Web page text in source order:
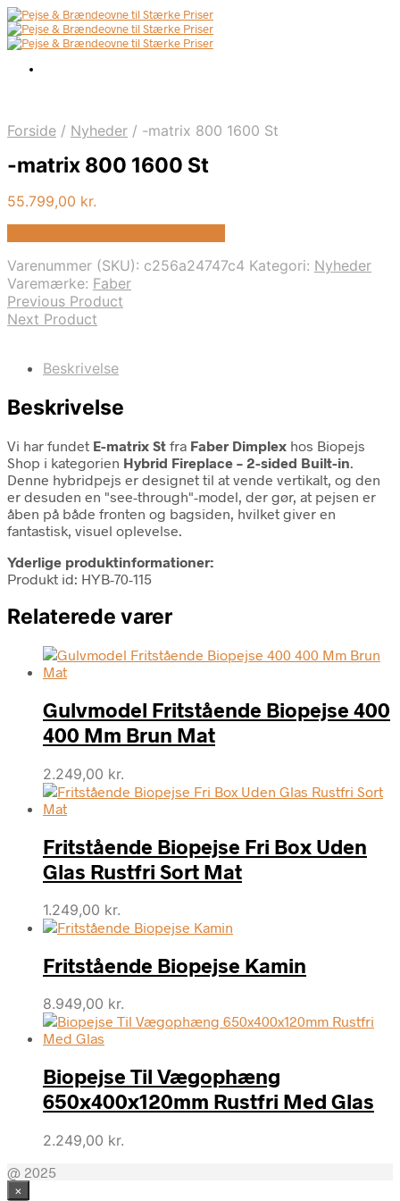
Forside / Nyheder / -matrix 800 1600 St
-matrix 800 1600 St
55.799,00 kr.
Varenummer (SKU): c256a24747c4 Kategori: Nyheder
Varemærke: Faber
Previous Product
Next Product
Beskrivelse
Beskrivelse
Vi har fundet E-matrix St fra Faber Dimplex hos Biopejs
Shop i kategorien Hybrid Fireplace – 2-sided Built-in.
Denne hybridpejs er designet til at vende vertikalt, og den
er desuden en "see-through"-model, der gør, at pejsen er
åben på både fronten og bagsiden, hvilket giver en
fantastisk, visuel oplevelse.
Yderlige produktinformationer:
Produkt id: HYB-70-115
Relaterede varer
Gulvmodel Fritstående Biopejse 400
400 Mm Brun Mat
2.249,00 kr.
Fritstående Biopejse Fri Box Uden
Glas Rustfri Sort Mat
1.249,00 kr.
Fritstående Biopejse Kamin
8.949,00 kr.
Biopejse Til Vægophæng
650x400x120mm Rustfri Med Glas
2.249,00 kr.
@ 2025
×